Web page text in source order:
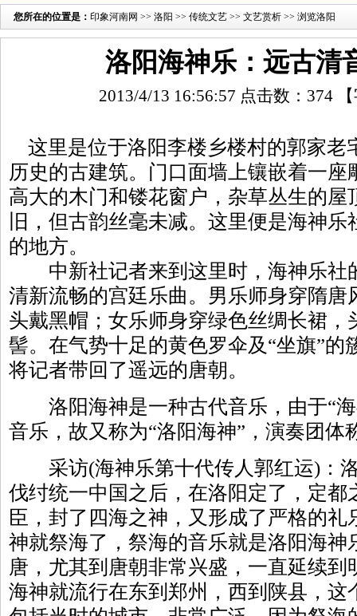
您所在的位置是： 印象河南网 >> 洛阳 >> 传统文艺 >> 文艺赏析 >> 浏览洛阳
洛阳海神乐：远古清
2013/4/13 16:56:57 点击数： 374
这里是位于洛阳李楼乡楼村的郭家老
历史的古建筑。门口面墙上镶嵌着一座
高大的木门和镂花窗户，杂草丛生的屋
旧，但古韵丝毫未减。这里便是海神
的地方。
中新社记者来到这里时，海神乐社
清新流畅的宫廷乐曲。男乐师身穿隋唐
头戴黑帽；女乐师身穿绿色丝绸长裙，
髻。在气势十足的黄色罗伞及“坐旗”的
将记者带回了遥远的唐朝。
洛阳海神是一种古代音乐，由于“海
音乐，故又称为“洛阳海神”，演奏团体
采访(海神乐第十代传人郭红运)：
伐纣统一中国之后，在洛阳定了，定都
臣，封了四海之神，又形成了严格的
神就祭海了，祭海的音乐就是洛阳海神
唐，尤其到唐朝非常兴盛，一直延续
海神就流行在东到郑州，西到陕县，这